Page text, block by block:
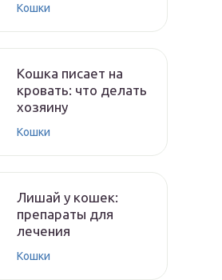
Кошки
Кошка писает на
кровать: что делать
хозяину
Кошки
Лишай у кошек:
препараты для
лечения
Кошки